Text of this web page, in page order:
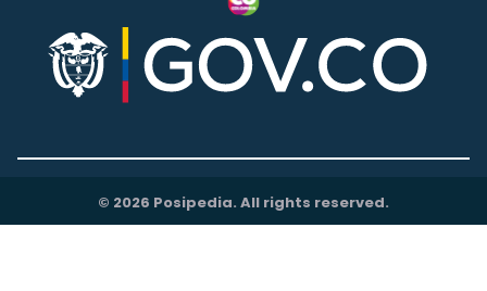
© 2026 Posipedia. All rights reserved.